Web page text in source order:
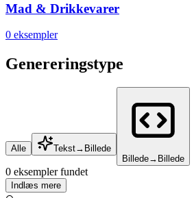
Mad & Drikkevarer
0 eksempler
Genereringstype
Alle
Tekst→Billede
Billede→Billede
0 eksempler fundet
Indlæs mere